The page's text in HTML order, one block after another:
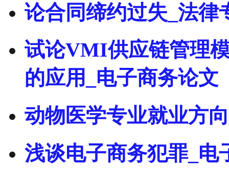
论合同缔约过失_法律
试论VMI供应链管理
的应用_电子商务论文
动物医学专业就业方
浅谈电子商务犯罪_电